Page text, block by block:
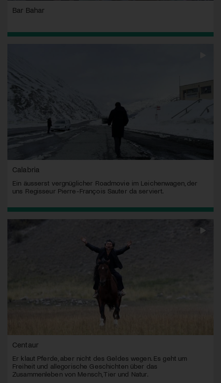
Bar Bahar
Calabria
Ein äusserst vergnüglicher Roadmovie im Leichenwagen, der
uns Regisseur Pierre-François Sauter da serviert.
Centaur
Er klaut Pferde, aber nicht des Geldes wegen. Es geht um
Freiheit und allegorische Geschichten über das
Zusammenleben von Mensch, Tier und Natur.